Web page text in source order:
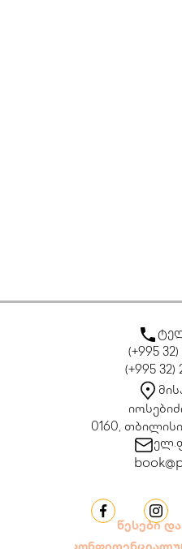
(+995 32)
(+995 32)
0160,
წესები